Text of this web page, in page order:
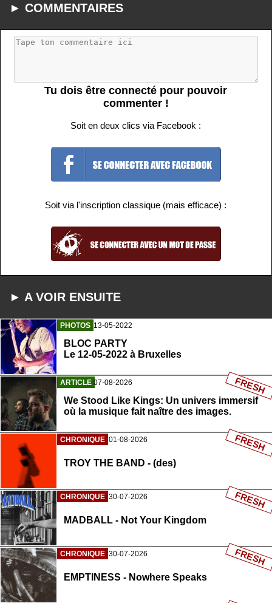
► COMMENTAIRES
Tu dois être connecté pour pouvoir
commenter !
Soit en deux clics via Facebook :
Soit via l'inscription classique (mais efficace) :
► A VOIR ENSUITE
PHOTOS 13-05-2022
BLOC PARTY
Le 12-05-2022 à Bruxelles
ARTICLE 07-08-2026
We Stood Like Kings: Un univers immersif
où la musique fait naître des images.
FRESH
CHRONIQUE 01-08-2026
TROY THE BAND - (des)
FRESH
CHRONIQUE 30-07-2026
MADBALL - Not Your Kingdom
FRESH
CHRONIQUE 30-07-2026
EMPTINESS - Nowhere Speaks
FRESH